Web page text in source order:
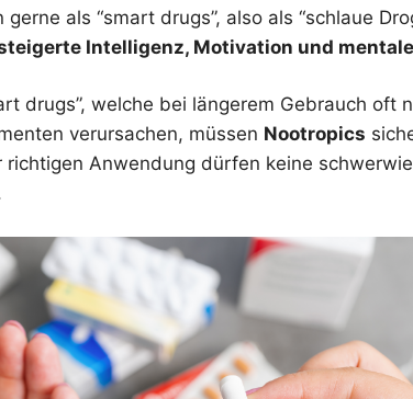
als “smart drugs”, also als “schlaue
Intelligenz, Motivation und
drugs”, welche bei längerem Gebrauch oft
verursachen, müssen Nootropics
richtigen Anwendung dürfen keine